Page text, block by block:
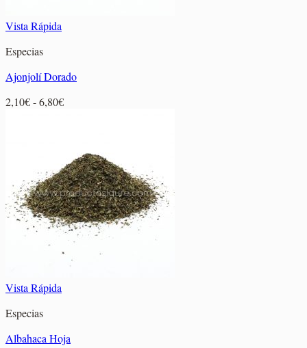
Vista Rápida
Especias
Ajonjolí Dorado
2,10€-6,80€Rango
2,10€
hasta
6,80€
Vista Rápida
Especias
Albahaca Hoja